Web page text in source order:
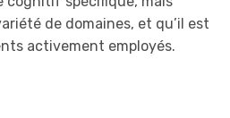
de domaines, et qu’il est
activement employés.